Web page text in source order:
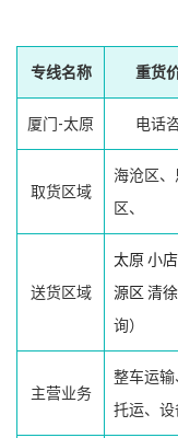
专线名称 重货
厦门-太原 电话
取货区域
海沧区
区、
送货区域
太原小
源区 清
询）
主营业务
整车运
托运、